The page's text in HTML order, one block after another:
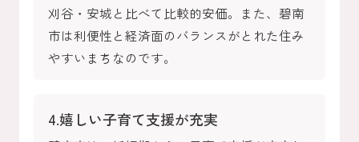
刈谷・安城と比べて比較的安価。また、碧南
市は利便性と経済面のバランスがとれた住み
やすいまちなのです。
4.嬉しい子育て支援が充実